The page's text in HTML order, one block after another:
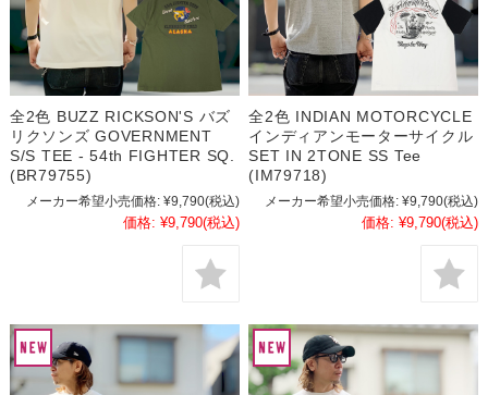
全2色 BUZZ RICKSON'S バズ
リクソンズ GOVERNMENT
S/S TEE - 54th FIGHTER SQ.
(BR79755)
メーカー希望小売価格: ¥9,790(税込)
価格: ¥9,790(税込)
全2色 INDIAN MOTORCYCLE
インディアンモーターサイクル
SET IN 2TONE SS Tee
(IM79718)
メーカー希望小売価格: ¥9,790(税込)
価格: ¥9,790(税込)